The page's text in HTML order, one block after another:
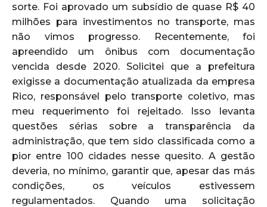
sorte. Foi aprovado um subsídio de quase R$ 40
milhões para investimentos no transporte, mas
não vimos progresso. Recentemente, foi
apreendido um ônibus com documentação
vencida desde 2020. Solicitei que a prefeitura
exigisse a documentação atualizada da empresa
Rico, responsável pelo transporte coletivo, mas
meu requerimento foi rejeitado. Isso levanta
questões sérias sobre a transparência da
administração, que tem sido classificada como a
pior entre 100 cidades nesse quesito. A gestão
deveria, no mínimo, garantir que, apesar das más
condições, os veículos estivessem
regulamentados. Quando uma solicitação